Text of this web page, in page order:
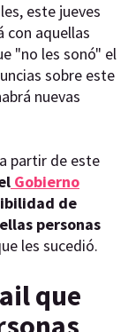
este jueves
con aquellas
"no les sonó" el
sobre este
nuevas
partir de este
Gobierno
de
personas
les sucedió.
que